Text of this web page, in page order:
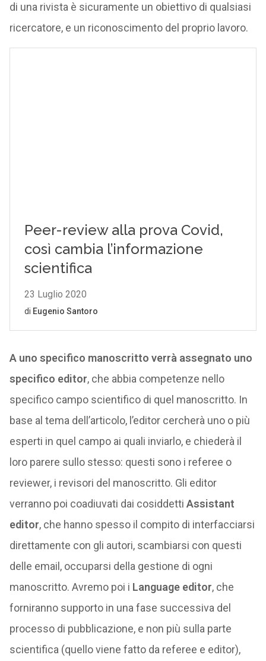
di una rivista è sicuramente un obiettivo di qualsiasi
ricercatore, e un riconoscimento del proprio lavoro.
A uno specifico manoscritto verrà assegnato uno
specifico editor, che abbia competenze nello
specifico campo scientifico di quel manoscritto. In
base al tema dell’articolo, l’editor cercherà uno o più
esperti in quel campo ai quali inviarlo, e chiederà il
loro parere sullo stesso: questi sono i referee o
reviewer, i revisori del manoscritto. Gli editor
verranno poi coadiuvati dai cosiddetti Assistant
editor, che hanno spesso il compito di interfacciarsi
direttamente con gli autori, scambiarsi con questi
delle email, occuparsi della gestione di ogni
manoscritto. Avremo poi i Language editor, che
forniranno supporto in una fase successiva del
processo di pubblicazione, e non più sulla parte
scientifica (quello viene fatto da referee e editor),